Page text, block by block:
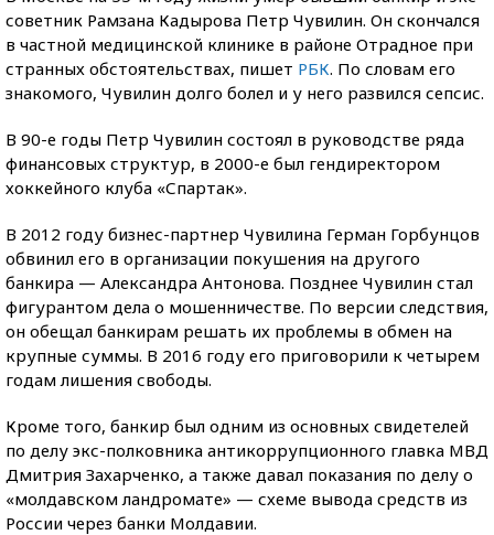
советник Рамзана Кадырова Петр Чувилин. Он скончался
в частной медицинской клинике в районе Отрадное при
странных обстоятельствах, пишет РБК. По словам его
знакомого, Чувилин долго болел и у него развился сепсис.
В 90-е годы Петр Чувилин состоял в руководстве ряда
финансовых структур, в 2000-е был гендиректором
хоккейного клуба «Спартак».
В 2012 году бизнес-партнер Чувилина Герман Горбунцов
обвинил его в организации покушения на другого
банкира — Александра Антонова. Позднее Чувилин стал
фигурантом дела о мошенничестве. По версии следствия,
он обещал банкирам решать их проблемы в обмен на
крупные суммы. В 2016 году его приговорили к четырем
годам лишения свободы.
Кроме того, банкир был одним из основных свидетелей
по делу экс-полковника антикоррупционного главка МВД
Дмитрия Захарченко, а также давал показания по делу о
«молдавском ландромате» — схеме вывода средств из
России через банки Молдавии.